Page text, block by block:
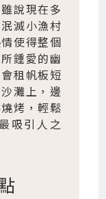
說現在多
滅小漁村
使得整個
鍾愛的幽
租帆板短
灘上，邊
烤，輕鬆
吸引人之